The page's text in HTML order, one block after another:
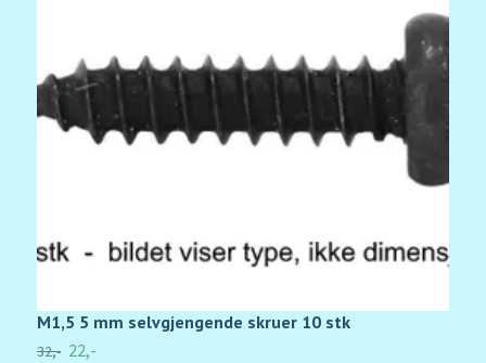
M1,5 5 mm selvgjengende skruer 10 stk
32,- 22,-